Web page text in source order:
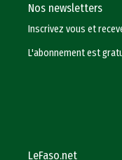
Nos newsletters
Inscrivez vous et
L'abonnement est
LeFaso.net